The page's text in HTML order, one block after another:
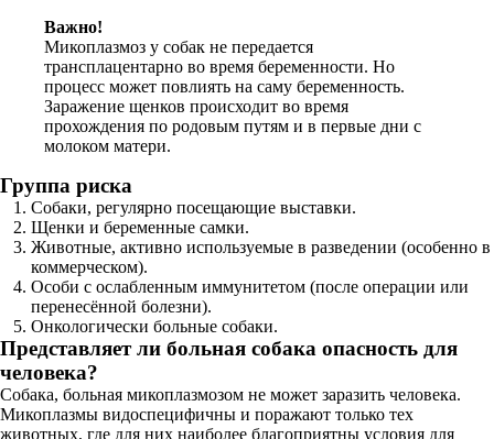
Важно!
Микоплазмоз у собак не передается
трансплацентарно во время беременности. Но
процесс может повлиять на саму беременность.
Заражение щенков происходит во время
прохождения по родовым путям и в первые дни с
молоком матери.
Группа риска
Собаки, регулярно посещающие выставки.
Щенки и беременные самки.
Животные, активно используемые в разведении (особенно в
коммерческом).
Особи с ослабленным иммунитетом (после операции или
перенесённой болезни).
Онкологически больные собаки.
Представляет ли больная собака опасность для
человека?
Собака, больная микоплазмозом не может заразить человека.
Микоплазмы видоспецифичны и поражают только тех
животных, где для них наиболее благоприятны условия для